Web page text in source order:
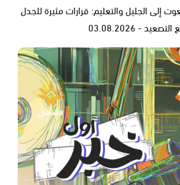
إلى الجليل والتعليم: قرارات مثيرة للجدل
- 03.08.2026